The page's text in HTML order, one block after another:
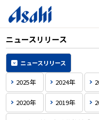
ニュースリリース
ニュースリリース
2025年 2024年
2020年 2019年